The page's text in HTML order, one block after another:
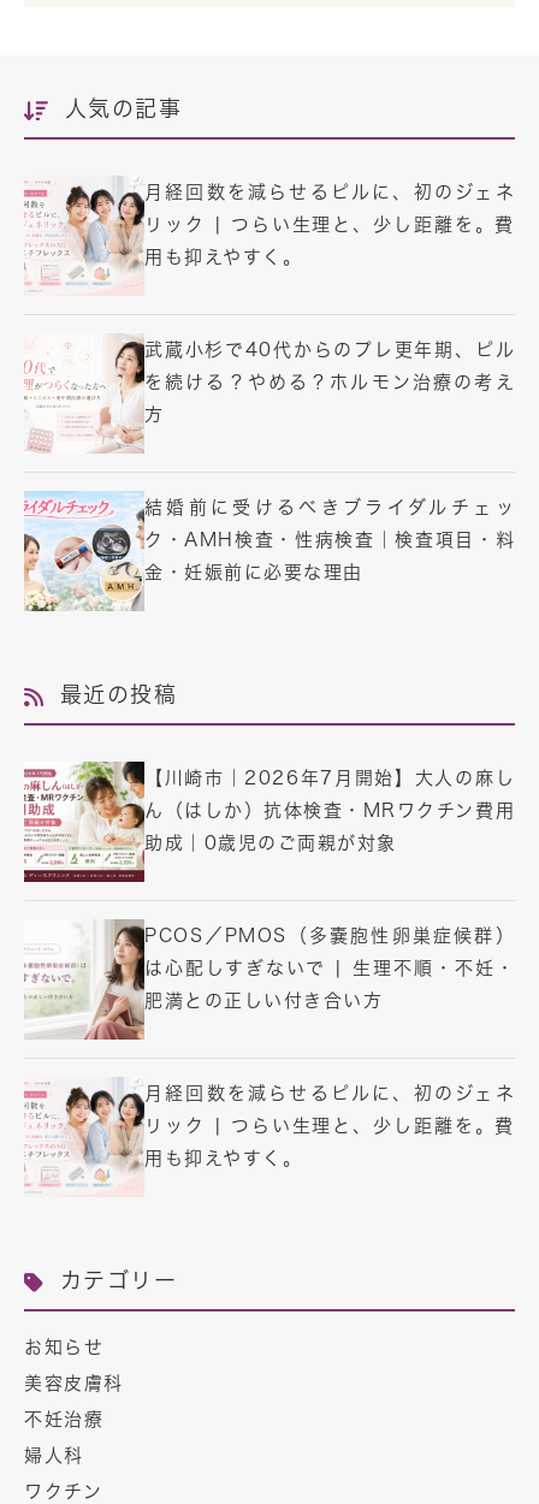
人気の記事
月経回数を減らせるピルに、初のジェネ
リック | つらい生理と、少し距離を。費
用も抑えやすく。
武蔵小杉で40代からのプレ更年期、ピル
を続ける？やめる？ホルモン治療の考え
方
結婚前に受けるべきブライダルチェッ
ク・AMH検査・性病検査｜検査項目・料
金・妊娠前に必要な理由
最近の投稿
【川崎市｜2026年7月開始】大人の麻し
ん（はしか）抗体検査・MRワクチン費用
助成｜0歳児のご両親が対象
PCOS／PMOS（多嚢胞性卵巣症候群）
は心配しすぎないで | 生理不順・不妊・
肥満との正しい付き合い方
月経回数を減らせるピルに、初のジェネ
リック | つらい生理と、少し距離を。費
用も抑えやすく。
カテゴリー
お知らせ
美容皮膚科
不妊治療
婦人科
ワクチン